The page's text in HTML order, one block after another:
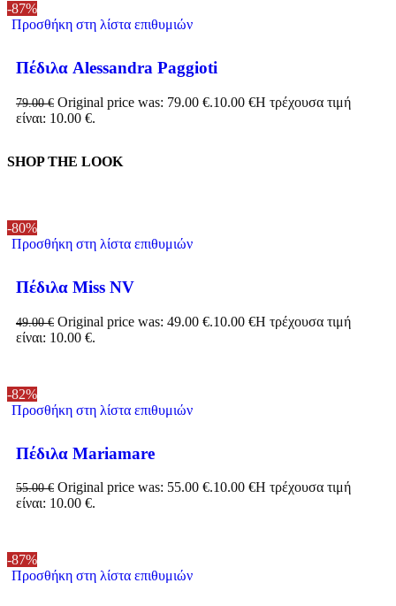
-87%
Προσθήκη στη λίστα επιθυμιών
Πέδιλα Alessandra Paggioti
79.00€ Original price was: 79.00 €.10.00 €Η τρέχουσα τιμή
είναι: 10.00 €.
SHOP THE LOOK
-80%
Προσθήκη στη λίστα επιθυμιών
Πέδιλα Miss NV
49.00€ Original price was: 49.00 €.10.00 €Η τρέχουσα τιμή
είναι: 10.00 €.
-82%
Προσθήκη στη λίστα επιθυμιών
Πέδιλα Mariamare
55.00€ Original price was: 55.00 €.10.00 €Η τρέχουσα τιμή
είναι: 10.00 €.
-87%
Προσθήκη στη λίστα επιθυμιών